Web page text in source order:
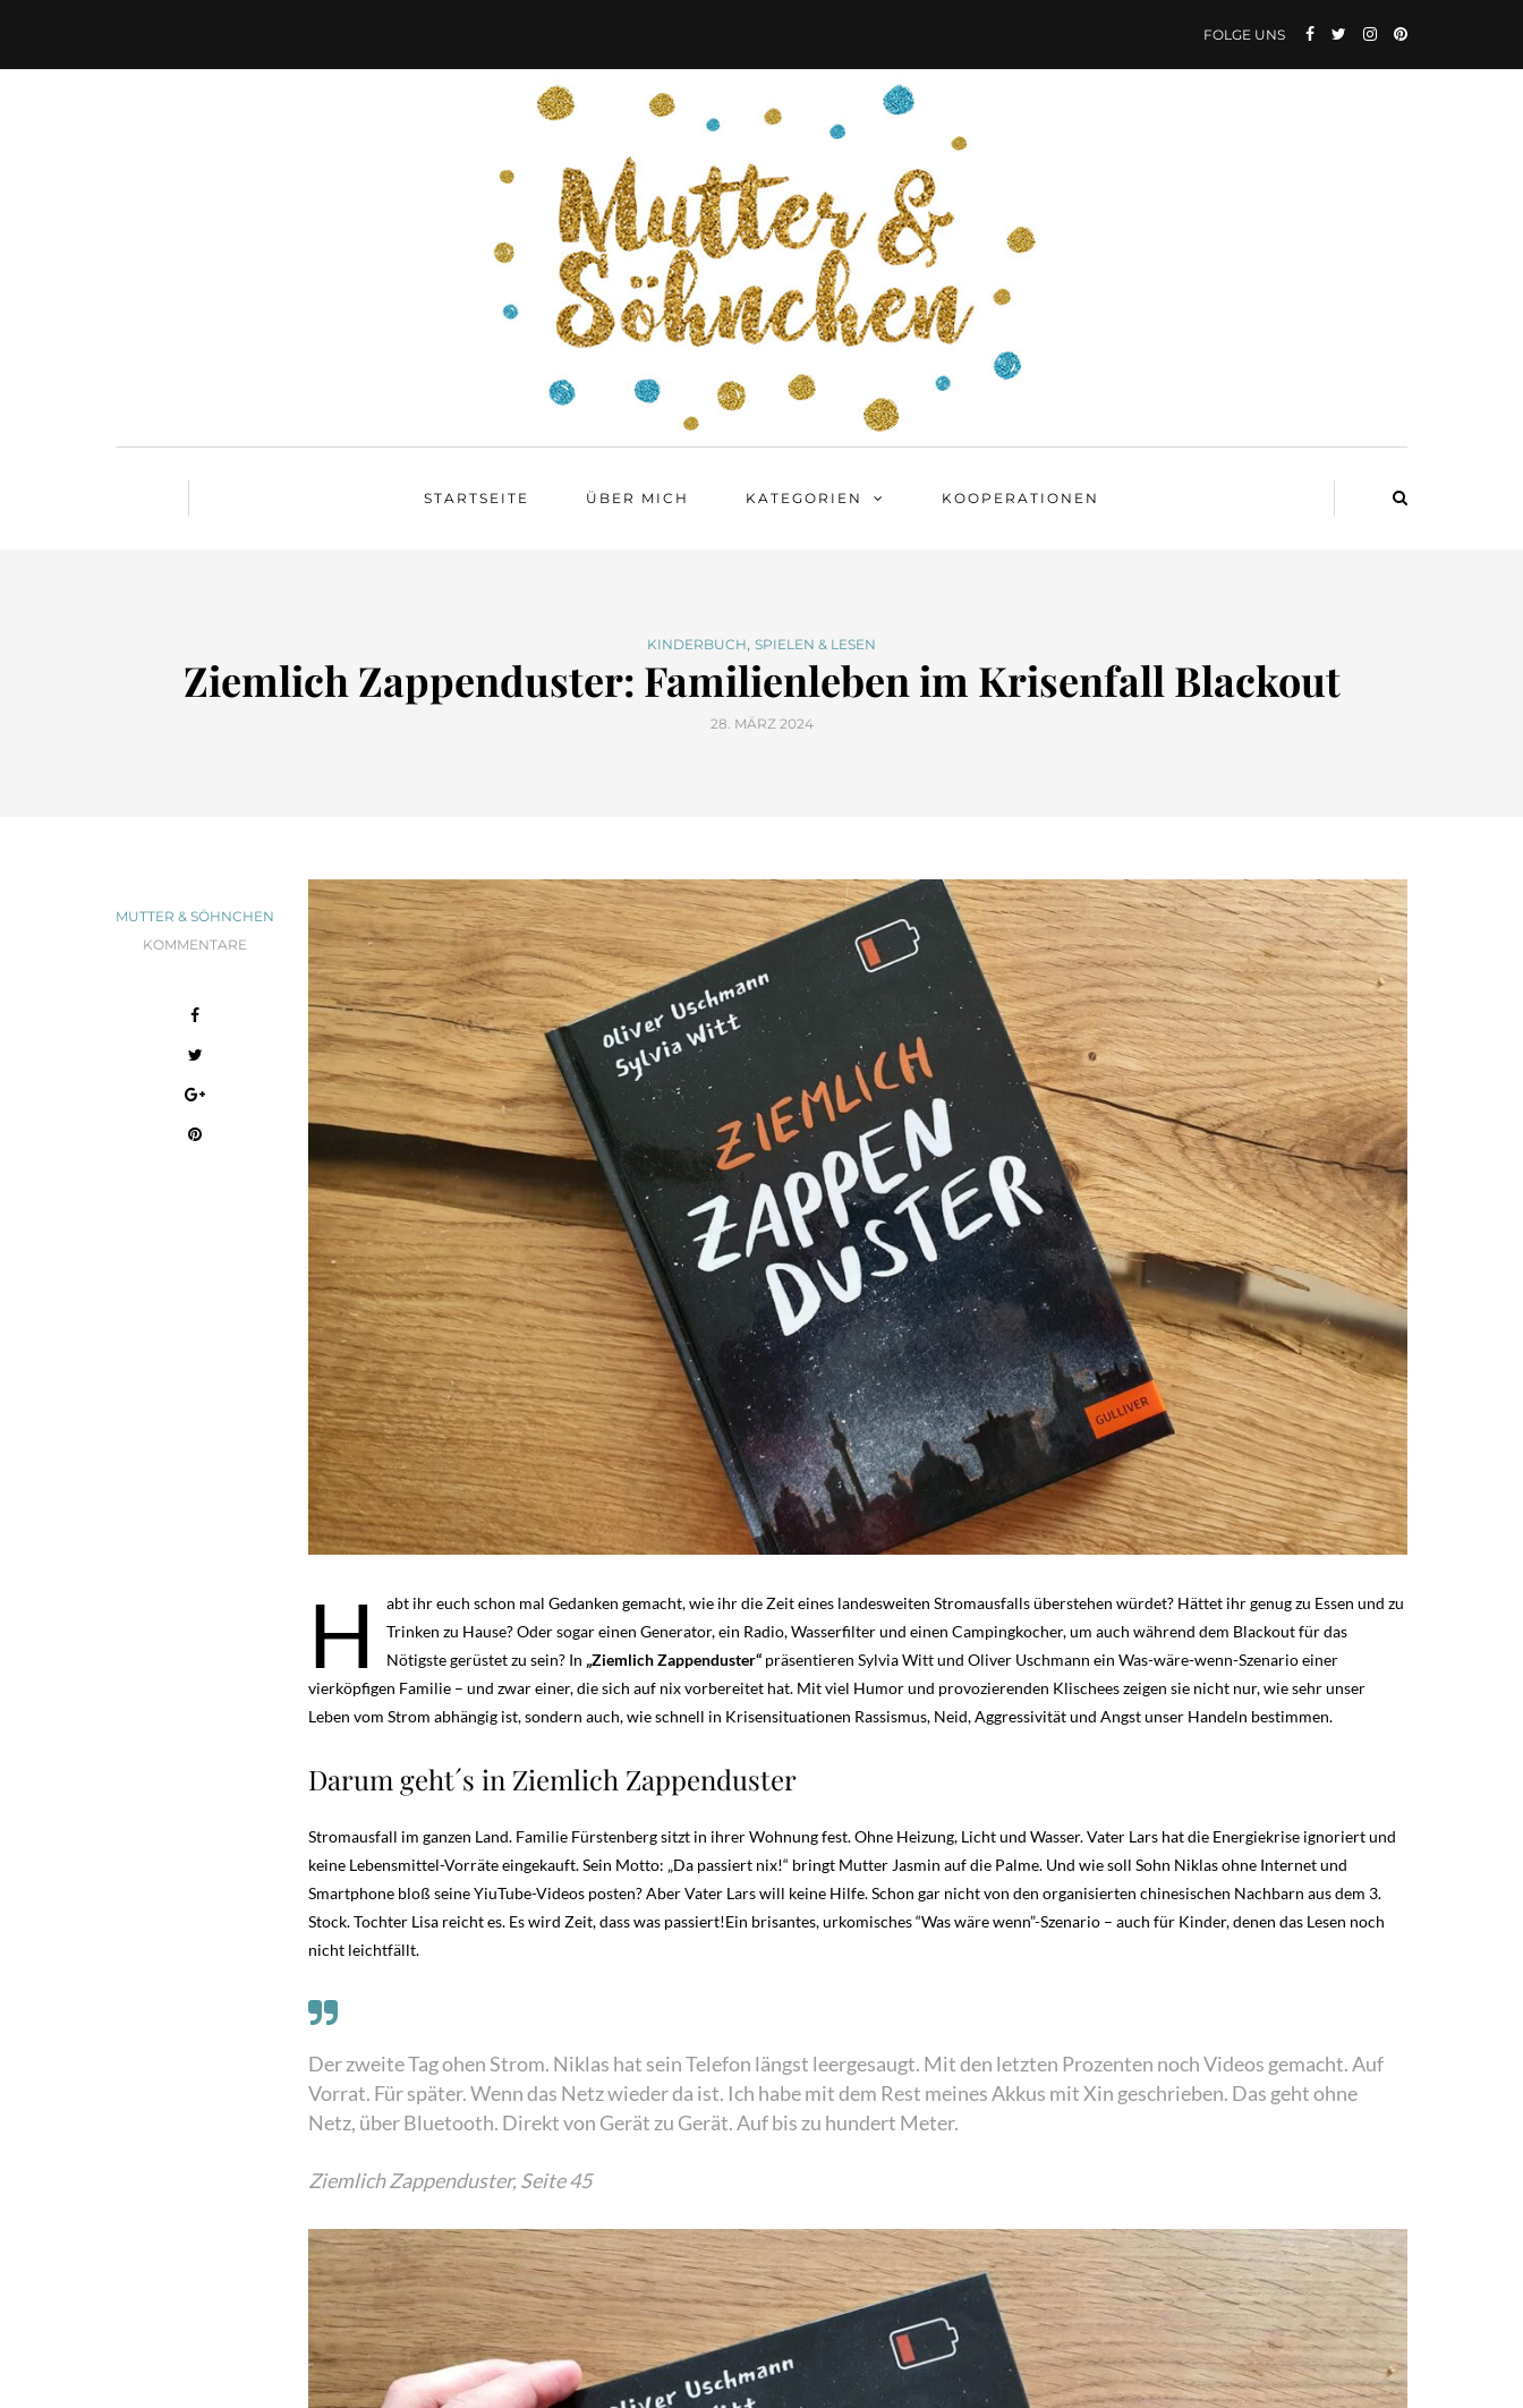
FOLGE UNS
STARTSEITE ÜBER MICH KATEGORIEN KOOPERATIONEN
KINDERBUCH, SPIELEN & LESEN
Ziemlich Zappenduster: Familienleben im Krisenfall Blackout
28. MÄRZ 2024
MUTTER & SÖHNCHEN
KOMMENTARE
H
abt ihr euch schon mal Gedanken gemacht, wie ihr die Zeit eines landesweiten Stromausfalls überstehen würdet? Hättet ihr genug zu Essen und zu
Trinken zu Hause? Oder sogar einen Generator, ein Radio, Wasserfilter und einen Campingkocher, um auch während dem Blackout für das
Nötigste gerüstet zu sein? In „Ziemlich Zappenduster“ präsentieren Sylvia Witt und Oliver Uschmann ein Was-wäre-wenn-Szenario einer
vierköpfigen Familie – und zwar einer, die sich auf nix vorbereitet hat. Mit viel Humor und provozierenden Klischees zeigen sie nicht nur, wie sehr unser
Leben vom Strom abhängig ist, sondern auch, wie schnell in Krisensituationen Rassismus, Neid, Aggressivität und Angst unser Handeln bestimmen.
Darum geht´s in Ziemlich Zappenduster
Stromausfall im ganzen Land. Familie Fürstenberg sitzt in ihrer Wohnung fest. Ohne Heizung, Licht und Wasser. Vater Lars hat die Energiekrise ignoriert und
keine Lebensmittel-Vorräte eingekauft. Sein Motto: „Da passiert nix!“ bringt Mutter Jasmin auf die Palme. Und wie soll Sohn Niklas ohne Internet und
Smartphone bloß seine YiuTube-Videos posten? Aber Vater Lars will keine Hilfe. Schon gar nicht von den organisierten chinesischen Nachbarn aus dem 3.
Stock. Tochter Lisa reicht es. Es wird Zeit, dass was passiert!Ein brisantes, urkomisches “Was wäre wenn”-Szenario – auch für Kinder, denen das Lesen noch
nicht leichtfällt.
Der zweite Tag ohen Strom. Niklas hat sein Telefon längst leergesaugt. Mit den letzten Prozenten noch Videos gemacht. Auf
Vorrat. Für später. Wenn das Netz wieder da ist. Ich habe mit dem Rest meines Akkus mit Xin geschrieben. Das geht ohne
Netz, über Bluetooth. Direkt von Gerät zu Gerät. Auf bis zu hundert Meter.
Ziemlich Zappenduster, Seite 45